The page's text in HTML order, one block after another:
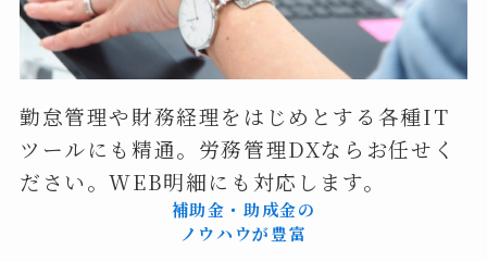
勤怠管理や財務経理をはじめとする各種IT
ツールにも精通。労務管理DXならお任せく
ださい。WEB明細にも対応します。
補助金・助成金の
ノウハウが豊富